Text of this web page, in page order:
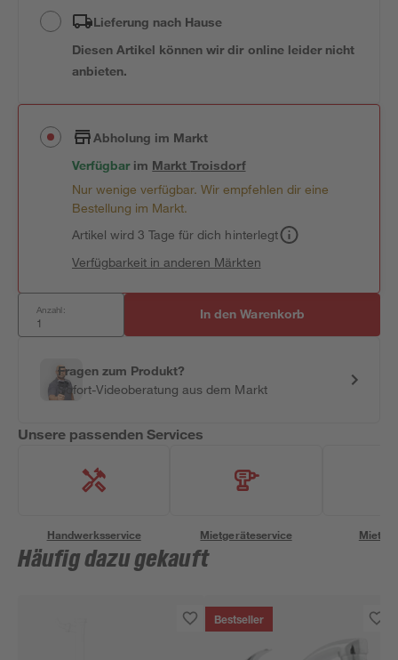
Lieferung nach Hause
Diesen Artikel können wir dir online leider nicht
anbieten.
Abholung im Markt
Verfügbar im MarktTroisdorf
Nur wenige verfügbar. Wir empfehlen dir eine
Bestellung im Markt.
Artikel wird 3 Tage für dich hinterlegt
Verfügbarkeit in anderen Märkten
Anzahl: In den Warenkorb
Fragen zum Produkt?
Sofort-Videoberatung aus dem Markt
Unsere passenden Services
Handwerksservice Mietgeräteservice
Häufig dazu gekauft
Bestseller